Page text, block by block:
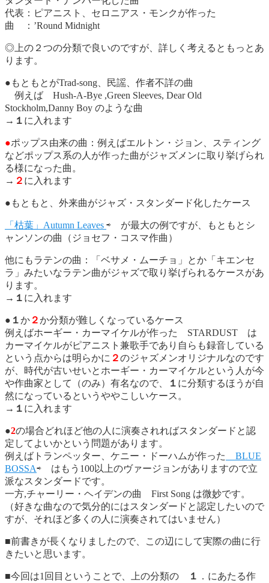
代表：ピアニスト、セロニアス・モンクが作った
曲 ：’Round Midnight
◎上の２つの分類で良いのですが、詳しく考えるともっとあ
ります。
●もともとがTrad-song、民謡、作者不詳の曲
例えば Hush-A-Bye ,Green Sleeves, Dear Old
Stockholm,Danny Boy のような曲
→ １ に入れます
●ポップス由来の曲：例えばエルトン・ジョン、スティング
などポップス系の人が作った曲がジャズメンに取り挙げられ
る様になった曲。
→ ２ に入れます
●もともと、外来曲がジャズ・スタンダード化したケース
「枯葉」Autumn Leaves ⇨ が最大の例ですが、もともとシ
ャンソンの曲（ジョセフ・コスマ作曲）
他にもラテンの曲：「ベサメ・ムーチョ」とか「キエンセ
ラ」みたいなラテン曲がジャズで取り挙げられるケースがあ
ります。
→ １ に入れます
● １か ２か分類が難しくなっているケース
例えばホーギー・カーマイケルが作った STARDUST は
カーマイケルがピアニスト兼歌手であり自らも録音している
という点からは明らかに ２のジャズメンオリジナルなのです
が、時代が古いせいとホーギー・カーマイケルという人が今
や作曲家として（のみ）有名なので、
１ に分類するほうが自
然になっているというややこしいケース。
→ １ に入れます
●2の場合どれほど他の人に演奏されればスタンダードと認
定してよいかという問題があります。
例えばトランペッター、ケニー・ドーハムが作った
BLUE
BOSSA⇨ はもう100以上のヴァージョンがありますので立
派なスタンダードです。
一方,チャーリー・ヘイデンの曲 First Song は微妙です。
（好きな曲なので気分的にはスタンダードと認定したいので
すが、それほど多くの人に演奏されてはいません）
■前書きが長くなりましたので、この辺にして実際の曲に行
きたいと思います。
■今回は1回目ということで、上の分類の １ ．にあたる作